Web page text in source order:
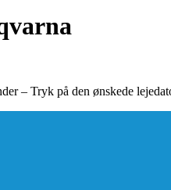
– Tryk på den ønskede